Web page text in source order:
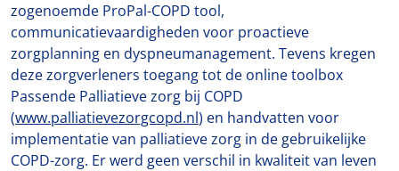
zogenoemde ProPal-COPD tool,
communicatievaardigheden voor proactieve
zorgplanning en dyspneumanagement. Tevens kregen
deze zorgverleners toegang tot de online toolbox
Passende Palliatieve zorg bij COPD
(www.palliatievezorgcopd.nl) en handvatten voor
implementatie van palliatieve zorg in de gebruikelijke
COPD-zorg. Er werd geen verschil in kwaliteit van leven